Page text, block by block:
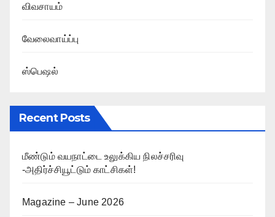
விவசாயம்
வேலைவாய்ப்பு
ஸ்பெஷல்
Recent Posts
மீண்டும் வயநாட்டை உலுக்கிய நிலச்சரிவு
-அதிர்ச்சியூட்டும் காட்சிகள்!
Magazine – June 2026